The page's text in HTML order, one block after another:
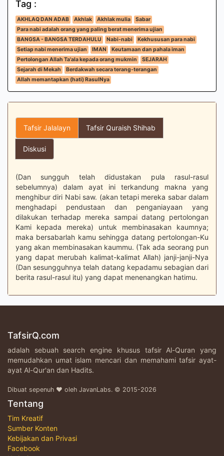
Tag :
AKHLAQ DAN ADAB Akhlak Akhlak mulia
Sabar
Para nabi adalah orang yang paling berat menerima ujian
BANGSA - BANGSA TERDAHULU
Nabi-nabi
Kekhususan para nabi
Setiap nabi menerima ujian
IMAN
Keutamaan dan pahala iman
Pertolongan Allah Ta'ala kepada orang mukmin
SEJARAH
Sejarah di Mekah
Berdakwah secara terang-terangan
Allah memantapkan (hati) RasulNya
Tafsir Jalalayn Tafsir Quraish Shihab
Diskusi
(Dan sungguh telah didustakan pula rasul-rasul
sebelumnya) dalam ayat ini terkandung makna yang
menghibur diri Nabi saw. (akan tetapi mereka sabar dalam
menghadapi pendustaan dan penganiayaan yang
dilakukan terhadap mereka sampai datang pertolongan
Kami kepada mereka) untuk membinasakan kaumnya;
maka bersabarlah kamu sehingga datang pertolongan-Ku
yang akan membinasakan kaummu. (Tak ada seorang pun
yang dapat merubah kalimat-kalimat Allah) janji-janji-Nya
(Dan sesungguhnya telah datang kepadamu sebagian dari
berita rasul-rasul itu) yang dapat menenangkan hatimu.
TafsirQ.com
adalah sebuah search engine khusus tafsir Al-Quran yang
memudahkan umat islam mencari dan memahami tafsir ayat-
ayat Al-Qur'an dan Hadits.
Dibuat sepenuh ♥ oleh JavanLabs. © 2015-2026
Tentang
Tim Kreatif
Sumber Konten
Kebijakan dan Privasi
Facebook